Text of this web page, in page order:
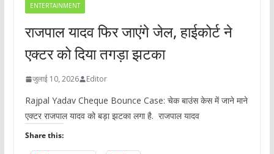
ENTERTAINMENT
राजपाल यादव फिर जाएंगे जेल, हाईकोर्ट ने
एक्टर को दिया तगड़ा झटका
जुलाई 10, 2026 Editor
Rajpal Yadav Cheque Bounce Case: चेक बाउंस केस में जाने माने
एक्टर राजपाल यादव को बड़ा झटका लगा है. राजपाल यादव
Share this: